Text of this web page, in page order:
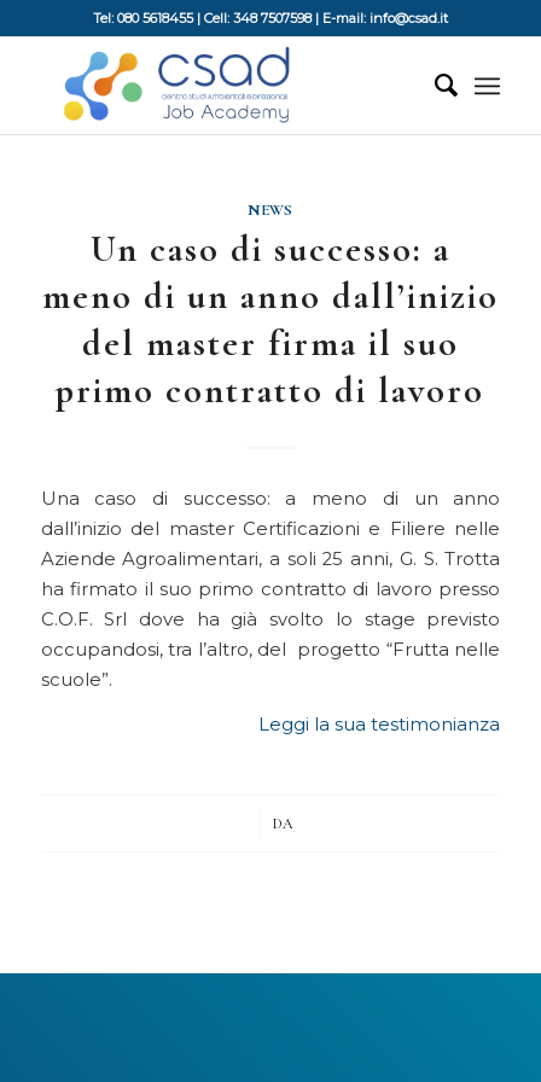
Tel: 080 5618455 | Cell: 348 7507598 | E-mail: info@csad.it
NEWS
Un caso di successo: a
meno di un anno dall’inizio
del master firma il suo
primo contratto di lavoro
Una caso di successo: a meno di un anno
dall’inizio del master Certificazioni e Filiere nelle
Aziende Agroalimentari, a soli 25 anni, G. S. Trotta
ha firmato il suo primo contratto di lavoro presso
C.O.F. Srl dove ha già svolto lo stage previsto
occupandosi, tra l’altro, del progetto “Frutta nelle
scuole”.
Leggi la sua testimonianza
DA